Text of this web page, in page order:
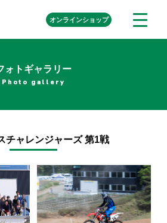
メ
オンラインショップ外
部
ォトギャラリー
Photo gallery
チャレンジャーズ 第1戦